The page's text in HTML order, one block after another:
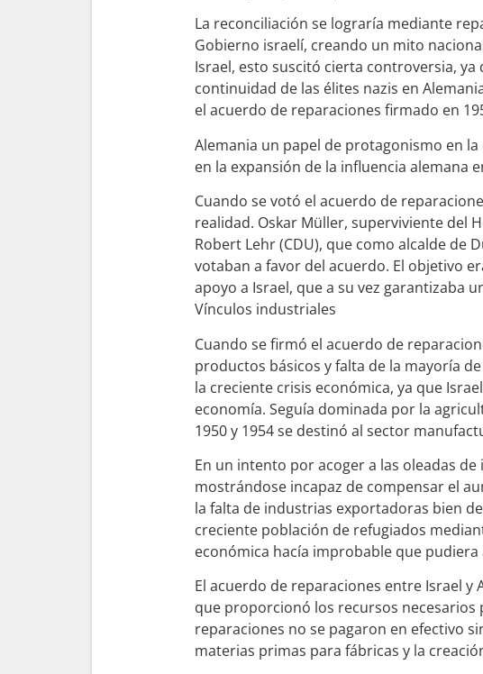
La reconciliación se lograría mediante
Gobierno israelí, creando un mito
Israel, esto suscitó cierta controversia,
continuidad de las élites nazis en
el acuerdo de reparaciones firmado en
Alemania un papel de protagonismo en
en la expansión de la influencia alemana
Cuando se votó el acuerdo de
realidad. Oskar Müller, superviviente del
Robert Lehr (CDU), que como alcalde de
votaban a favor del acuerdo. El objetivo
apoyo a Israel, que a su vez garantizaba
Vínculos industriales
Cuando se firmó el acuerdo de
productos básicos y falta de la mayoría
la creciente crisis económica, ya que
economía. Seguía dominada por la
1950 y 1954 se destinó al sector
En un intento por acoger a las oleadas
mostrándose incapaz de compensar el
la falta de industrias exportadoras bien
creciente población de refugiados
económica hacía improbable que
El acuerdo de reparaciones entre Israel
que proporcionó los recursos necesarios
reparaciones no se pagaron en efectivo
materias primas para fábricas y la